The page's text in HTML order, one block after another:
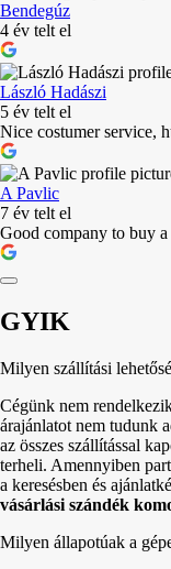
Bendegúz
4 év telt el
László Hadászi
5 év telt el
Nice costumer service,
A Pavlic
7 év telt el
Good company to buy
GYIK
Milyen szállítási
Cégünk nem
árajánlatot nem tudunk
az összes szállítással
terheli. Amennyiben
a keresésben és
vásárlási szándék
Milyen állapotúak a